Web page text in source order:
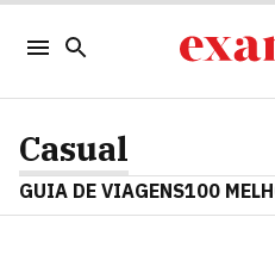
Casual
GUIA DE VIAGENS100